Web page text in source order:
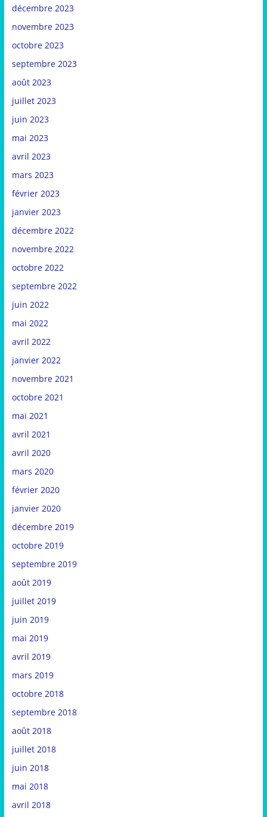
décembre 2023
novembre 2023
octobre 2023
septembre 2023
août 2023
juillet 2023
juin 2023
mai 2023
avril 2023
mars 2023
février 2023
janvier 2023
décembre 2022
novembre 2022
octobre 2022
septembre 2022
juin 2022
mai 2022
avril 2022
janvier 2022
novembre 2021
octobre 2021
mai 2021
avril 2021
avril 2020
mars 2020
février 2020
janvier 2020
décembre 2019
octobre 2019
septembre 2019
août 2019
juillet 2019
juin 2019
mai 2019
avril 2019
mars 2019
octobre 2018
septembre 2018
août 2018
juillet 2018
juin 2018
mai 2018
avril 2018